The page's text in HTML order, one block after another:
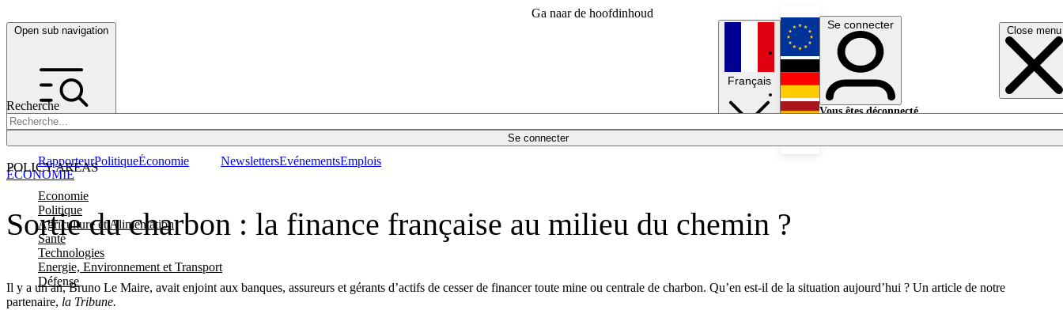
Ga naar de hoofdinhoud
Open sub navigation Close menu
Recherche
Se connecter
POLICY AREAS
Economie
Politique
Agriculture et Alimentation
Santé
Technologies
Energie, Environnement et Transport
Défense
RapporteurPolitiqueÉconomie NewslettersEvénementsEmplois
Français
English
Deutsch
Se connecter
Vous êtes déconnecté.
Sortie du charbon : la finance française au milieu du chemin ?
Il y a un an, Bruno Le Maire, avait enjoint aux banques, assureurs et gérants d’actifs de cesser de financer toute mine ou centrale de charbon. Qu’en est-il de la situation aujourd’hui ? Un article de notre
partenaire, la Tribune.
ÉCONOMIE